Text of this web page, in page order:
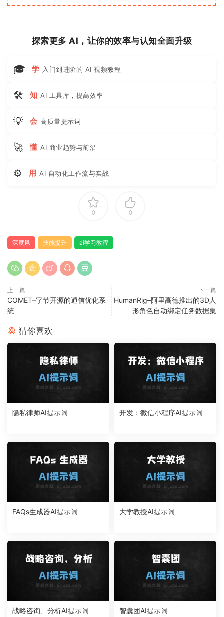
探索更多 AI，让你的效率与认知全面升级
🎓 学 入门到进阶的 AI 视频教程
🛠 知 AI 工具库，提高效率
💡 会 高质量提示词
🚀 懂 AI 商业趋势与前沿
⚙ 用 AI 自动化工作流与实战
0 0
深度风 技能提升 ai学习教程
上一篇
COMET–字节开源的通信优化系
统
下一篇
HumanRig–阿里高德推出的3D人
形角色自动绑定任务数据集
猜你喜欢
隐私律师AI提示词 开发：微信小程序AI提示词
FAQs生成器AI提示词 大学教授AI提示词
战略咨询、分析AI提示词 智囊团AI提示词